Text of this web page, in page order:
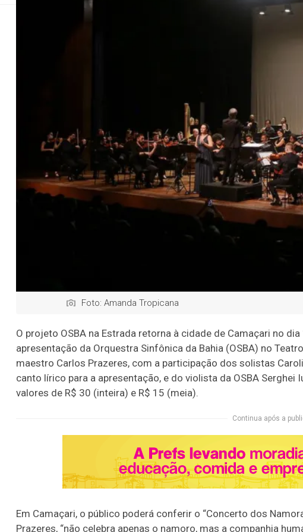
Foto: Amanda Tropicana
O projeto OSBA na Estrada retorna à cidade de Camaçari no
apresentação da Orquestra Sinfônica da Bahia (OSBA) no
maestro Carlos Prazeres, com a participação dos solistas
canto lírico para a apresentação, e do violista da OSBA Serghei
valores de R$ 30 (inteira) e R$ 15 (meia).
Continua após a
Em Camaçari, o público poderá conferir o “Concerto dos
Prazeres, “não celebra apenas o namoro, mas a companhia